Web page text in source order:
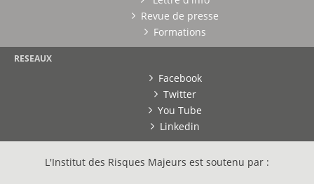
Revue de presse
Formations
RESEAUX
Facebook
Twitter
You Tube
Linkedin
L'Institut des Risques Majeurs est soutenu par :